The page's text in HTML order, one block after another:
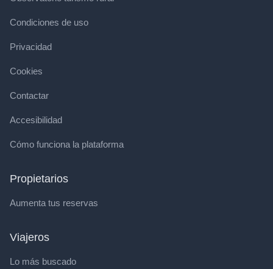
Condiciones de uso
Privacidad
Cookies
Contactar
Accesibilidad
Cómo funciona la plataforma
Propietarios
Aumenta tus reservas
Viajeros
Lo más buscado